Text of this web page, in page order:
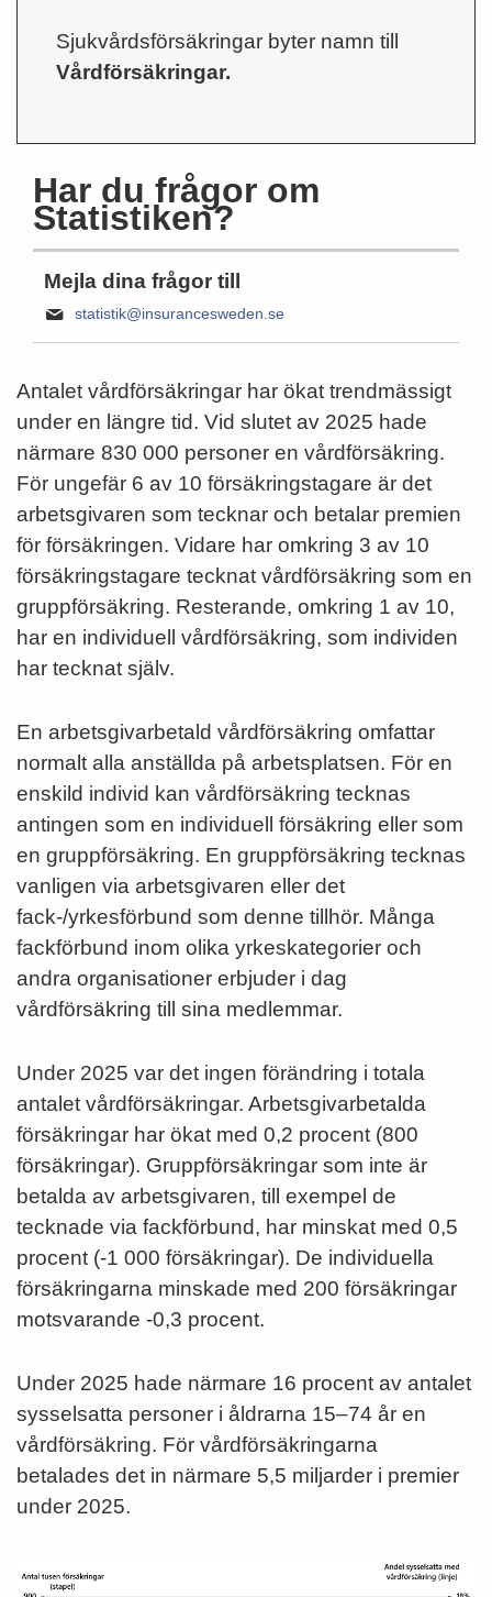
Sjukvårdsförsäkringar byter namn till
Vårdförsäkringar.
Har du frågor om
Statistiken?
Mejla dina frågor till
statistik@insurancesweden.se
Antalet vårdförsäkringar har ökat trendmässigt
under en längre tid. Vid slutet av 2025 hade
närmare 830 000 personer en vårdförsäkring.
För ungefär 6 av 10 försäkringstagare är det
arbetsgivaren som tecknar och betalar premien
för försäkringen. Vidare har omkring 3 av 10
försäkringstagare tecknat vårdförsäkring som en
gruppförsäkring. Resterande, omkring 1 av 10,
har en individuell vårdförsäkring, som individen
har tecknat själv.
En arbetsgivarbetald vårdförsäkring omfattar
normalt alla anställda på arbetsplatsen. För en
enskild individ kan vårdförsäkring tecknas
antingen som en individuell försäkring eller som
en gruppförsäkring. En gruppförsäkring tecknas
vanligen via arbetsgivaren eller det
fack-/yrkesförbund som denne tillhör. Många
fackförbund inom olika yrkeskategorier och
andra organisationer erbjuder i dag
vårdförsäkring till sina medlemmar.
Under 2025 var det ingen förändring i totala
antalet vårdförsäkringar. Arbetsgivarbetalda
försäkringar har ökat med 0,2 procent (800
försäkringar). Gruppförsäkringar som inte är
betalda av arbetsgivaren, till exempel de
tecknade via fackförbund, har minskat med 0,5
procent (-1 000 försäkringar). De individuella
försäkringarna minskade med 200 försäkringar
motsvarande -0,3 procent.
Under 2025 hade närmare 16 procent av antalet
sysselsatta personer i åldrarna 15–74 år en
vårdförsäkring. För vårdförsäkringarna
betalades det in närmare 5,5 miljarder i premier
under 2025.